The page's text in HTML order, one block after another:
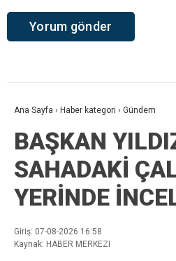
Ana Sayfa › Haber kategori › Gündem
BAŞKAN
SAHADAKİ
YERİNDE
Giriş: 07-08-2026 16:58
Kaynak: HABER MERKEZI